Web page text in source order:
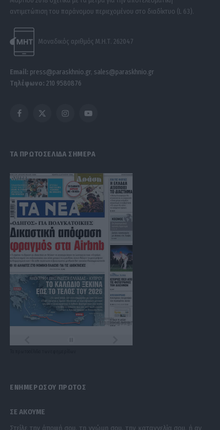
αντιμετώπιση του παράνομου περιεχομένου στο διαδίκτυο (L 63).
Μοναδικός αριθμός Μ.Η.Τ. 262047
Email: press@paraskhnio.gr, sales@paraskhnio.gr
Τηλέφωνο: 210 9580876
Facebook
X
InstagramYouTube
ΤΑ ΠΡΩΤΟΣΕΛΙΔΑ ΣΗΜΕΡΑ
ΕΝΗΜΕΡΩΣΟΥ ΠΡΩΤΟΣ
ΣΕ ΑΚΟΥΜΕ
Στείλε την άποψή σου, τη γνώμη σου, την καταγγελία σου, ή αν